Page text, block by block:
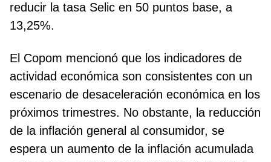
reducir la tasa Selic en 50 puntos base, a
13,25%.
El Copom mencionó que los indicadores de
actividad económica son consistentes con un
escenario de desaceleración económica en los
próximos trimestres. No obstante, la reducción
de la inflación general al consumidor, se
espera un aumento de la inflación acumulada